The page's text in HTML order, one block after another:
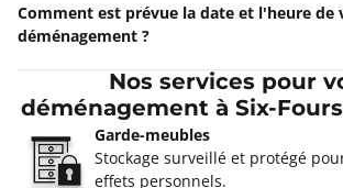
Comment est prévue la date et l'heure de
déménagement ?
Nos services pour
déménagement à Six-
Garde-meubles
Stockage surveillé et protégé
effets personnels.